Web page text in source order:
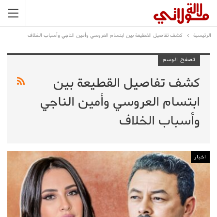
الرئيسية كشف تفاصيل القطيعة بين ابتسام العروسي وأمين الناجي وأسباب الخلاف
تصفح الوسم
كشف تفاصيل القطيعة بين
ابتسام العروسي وأمين الناجي
وأسباب الخلاف
اخبار